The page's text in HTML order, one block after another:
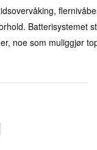
Batterisystemet
noe som muliggjør